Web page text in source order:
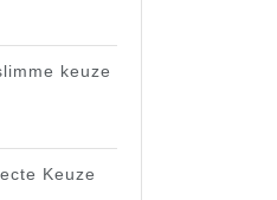
keuze
Keuze